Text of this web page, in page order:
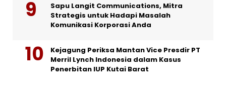
Sapu Langit Communications, Mitra
Strategis untuk Hadapi Masalah
Komunikasi Korporasi Anda
Kejagung Periksa Mantan Vice Presdir PT
Merril Lynch Indonesia dalam Kasus
Penerbitan IUP Kutai Barat